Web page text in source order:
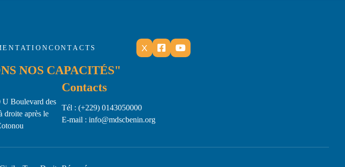
CONTACTS X  
NOS CAPACITÉS"
U Boulevard des
droite après le
Contacts
Tél : (+229) 0143050000
E-mail : info@mdscbenin.org